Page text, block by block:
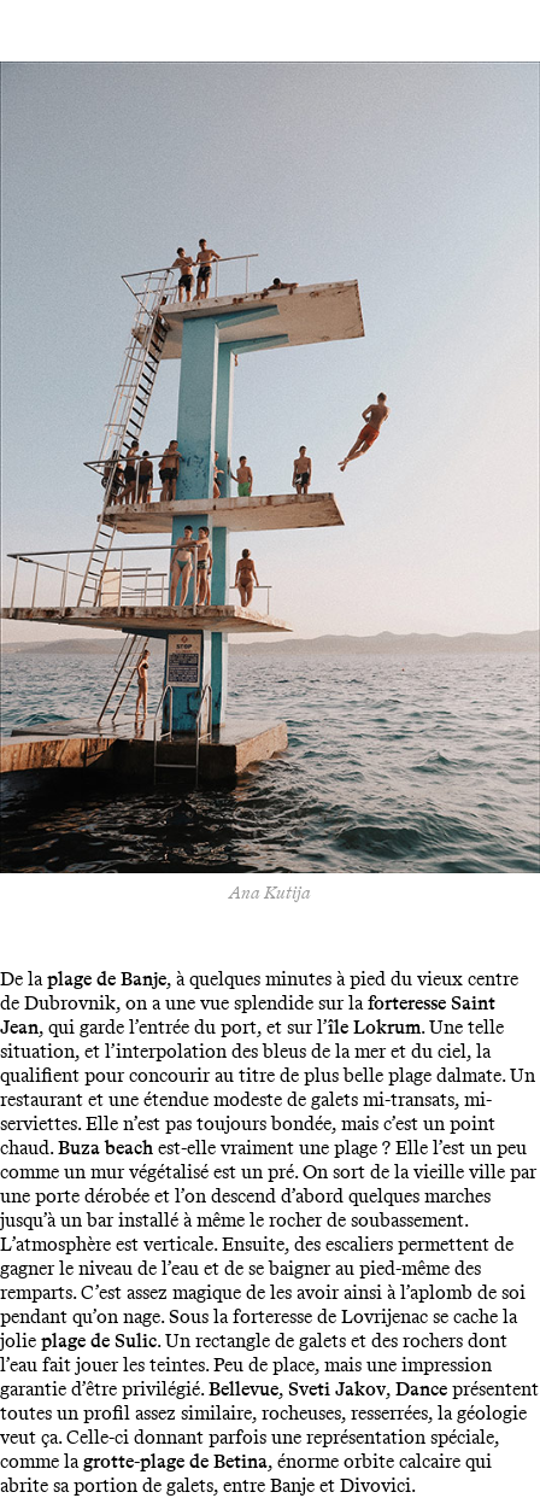
Ana Kutija
De laplage de Banje, à quelques minutes à pied du vieux centre
de Dubrovnik, on a une vue splendide sur laforteresse Saint
Jean, qui garde l’entrée du port, et sur l’île Lokrum. Une telle
situation, et l’interpolation des bleus de la mer et du ciel, la
qualifient pour concourir au titre de plus belle plage dalmate. Un
restaurant et une étendue modeste de galets mi-transats, mi-
serviettes. Elle n’est pas toujours bondée, mais c’est un point
chaud.Buza beach est-elle vraiment une plage ? Elle l’est un peu
comme un mur végétalisé est un pré. On sort de la vieille ville par
une porte dérobée et l’on descend d’abord quelques marches
jusqu’à un bar installé à même le rocher de soubassement.
L’atmosphère est verticale. Ensuite, des escaliers permettent de
gagner le niveau de l’eau et de se baigner au pied-même des
remparts. C’est assez magique de les avoir ainsi à l’aplomb de soi
pendant qu’on nage. Sous la forteresse de Lovrijenac se cache la
jolie plage de Sulic. Un rectangle de galets et des rochers dont
l’eau fait jouer les teintes. Peu de place, mais une impression
garantie d’être privilégié.Bellevue, Sveti Jakov, Dance présentent
toutes un profil assez similaire, rocheuses, resserrées, la géologie
veut ça. Celle-ci donnant parfois une représentation spéciale,
comme lagrotte-plage de Betina, énorme orbite calcaire qui
abrite sa portion de galets, entre Banje et Divovici.